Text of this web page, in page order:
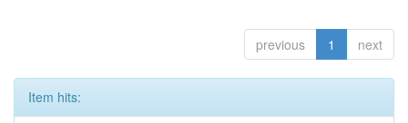
previous 1 next
Item hits: